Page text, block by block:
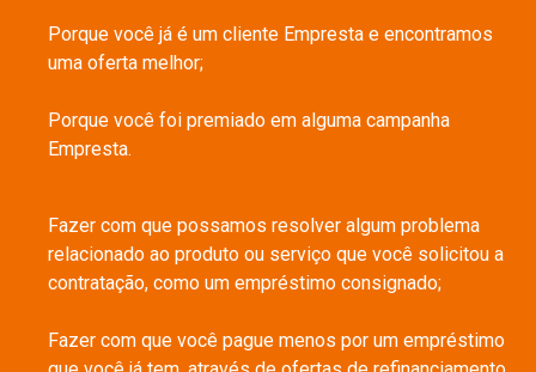
Porque você já é um cliente Empresta e encontramos
uma oferta melhor;
Porque você foi premiado em alguma campanha
Empresta.
Fazer com que possamos resolver algum problema
relacionado ao produto ou serviço que você solicitou a
contratação, como um empréstimo consignado;
Fazer com que você pague menos por um empréstimo